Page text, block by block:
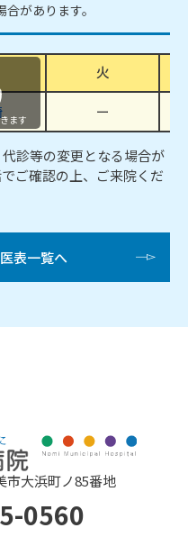
があります。
火
ー
ます
診等の変更となる場合が
ご確認の上、ご来院くだ
表一覧へ
大浜町ノ85番地
0560